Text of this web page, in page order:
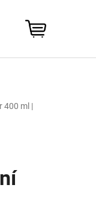
400 ml |